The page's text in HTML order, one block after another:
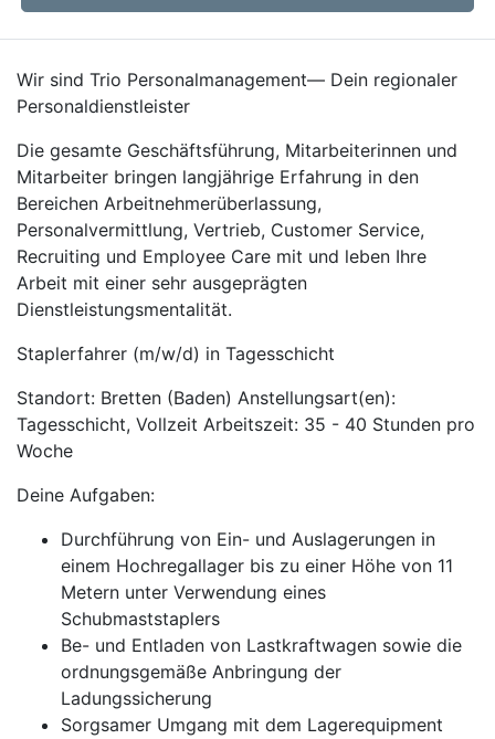
Wir sind Trio Personalmanagement— Dein regionaler
Personaldienstleister
Die gesamte Geschäftsführung, Mitarbeiterinnen und
Mitarbeiter bringen langjährige Erfahrung in den
Bereichen Arbeitnehmerüberlassung,
Personalvermittlung, Vertrieb, Customer Service,
Recruiting und Employee Care mit und leben Ihre
Arbeit mit einer sehr ausgeprägten
Dienstleistungsmentalität.
Staplerfahrer (m/w/d) in Tagesschicht
Standort: Bretten (Baden) Anstellungsart(en):
Tagesschicht, Vollzeit Arbeitszeit: 35 - 40 Stunden pro
Woche
Deine Aufgaben:
Durchführung von Ein- und Auslagerungen in
einem Hochregallager bis zu einer Höhe von 11
Metern unter Verwendung eines
Schubmaststaplers
Be- und Entladen von Lastkraftwagen sowie die
ordnungsgemäße Anbringung der
Ladungssicherung
Sorgsamer Umgang mit dem Lagerequipment